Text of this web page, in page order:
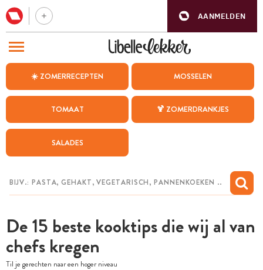
AANMELDEN
☀️ ZOMERRECEPTEN MOSSELEN
TOMAAT 🍹 ZOMERDRANKJES
SALADES
De 15 beste kooktips die wij al van
chefs kregen
Til je gerechten naar een hoger niveau
BEZOEK ONZE ANDERE WEBSITES
WEEKMENU
CHAT MET MAIA
MIJN BEWAARDE RECEPTEN